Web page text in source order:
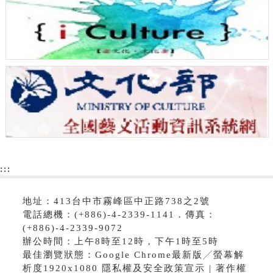
:::
地址：413台中市霧峰區中正路738之2號
電話總機：(+886)-4-2339-1141．傳真：
(+886)-4-2339-9072
辦公時間：上午8時至12時，下午1時至5時
最佳瀏覽狀態：Google Chrome最新版╱螢幕解
析度1920x1080 隱私權及安全政策宣示 | 著作權